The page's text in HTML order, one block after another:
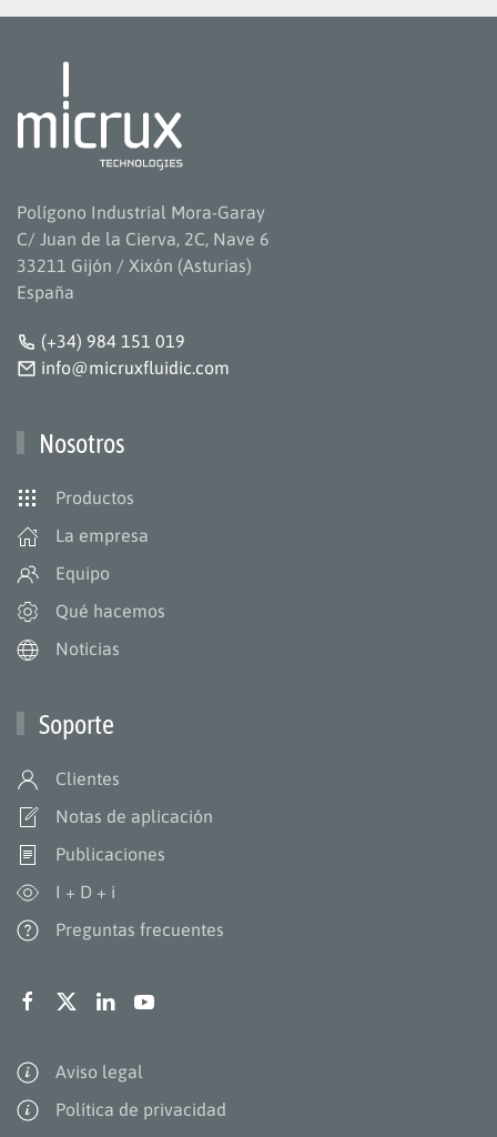
Polígono Industrial Mora-Garay
C/ Juan de la Cierva, 2C, Nave 6
33211 Gijón / Xixón (Asturias)
España
(+34) 984 151 019
info@micruxfluidic.com
Nosotros
Productos
La empresa
Equipo
Qué hacemos
Noticias
Soporte
Clientes
Notas de aplicación
Publicaciones
I + D + i
Preguntas frecuentes
Aviso legal
Política de privacidad